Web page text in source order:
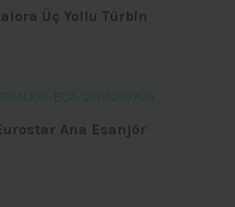
Üç Yollu Türbin
Ana Esanjör